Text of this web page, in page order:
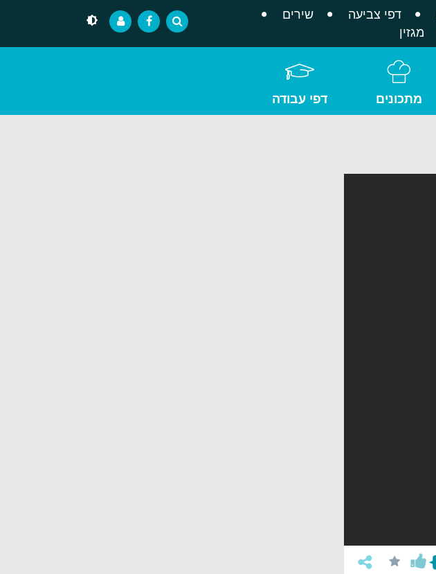
דפי צביעה
שירים
מגזין
מתכונים דפי עבודה